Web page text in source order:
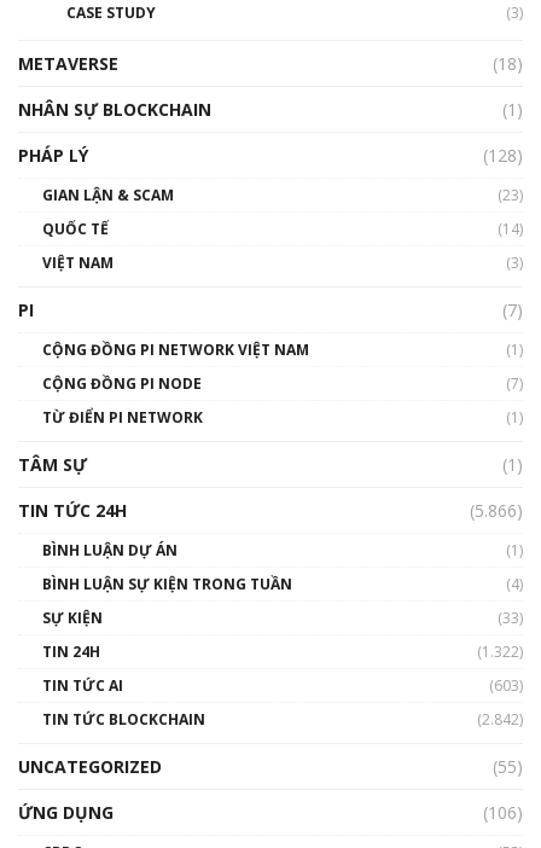
01:32:59
gió ấm
Talkshow 14: MemeCoin – Trò đùa tỷ đô
01:29:26
CASE STUDY
(3)
METAVERSE
(18)
NHÂN SỰ BLOCKCHAIN
(1)
PHÁP LÝ
(128)
GIAN LẬN & SCAM
(23)
QUỐC TẾ
(14)
VIỆT NAM
(3)
PI (7)
CỘNG ĐỒNG PI NETWORK VIỆT NAM
(1)
CỘNG ĐỒNG PI NODE
(7)
TỪ ĐIỂN PI NETWORK
(1)
TÂM SỰ
(1)
TIN TỨC 24H
(5.866)
BÌNH LUẬN DỰ ÁN
(1)
BÌNH LUẬN SỰ KIỆN TRONG TUẦN
(4)
SỰ KIỆN
(33)
TIN 24H
(1.322)
TIN TỨC AI
(603)
TIN TỨC BLOCKCHAIN
(2.842)
UNCATEGORIZED
(55)
ỨNG DỤNG
(106)